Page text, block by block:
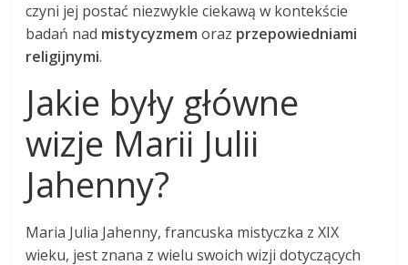
czyni jej postać niezwykle ciekawą w kontekście
badań nad mistycyzmem oraz przepowiedniami
religijnymi.
Jakie były główne
wizje Marii Julii
Jahenny?
Maria Julia Jahenny, francuska mistyczka z XIX
wieku, jest znana z wielu swoich wizji dotyczących